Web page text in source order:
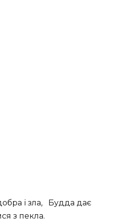
і зла, Будда дає
з пекла.